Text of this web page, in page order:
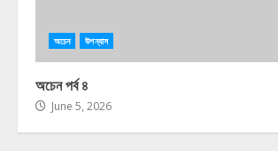
অচেন উপন্যাস
অচেন পর্ব ৪
June 5, 2026